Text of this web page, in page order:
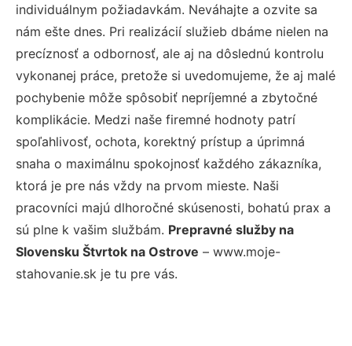
individuálnym požiadavkám. Neváhajte a ozvite sa
nám ešte dnes. Pri realizácií služieb dbáme nielen na
precíznosť a odbornosť, ale aj na dôslednú kontrolu
vykonanej práce, pretože si uvedomujeme, že aj malé
pochybenie môže spôsobiť nepríjemné a zbytočné
komplikácie. Medzi naše firemné hodnoty patrí
spoľahlivosť, ochota, korektný prístup a úprimná
snaha o maximálnu spokojnosť každého zákazníka,
ktorá je pre nás vždy na prvom mieste. Naši
pracovníci majú dlhoročné skúsenosti, bohatú prax a
sú plne k vašim službám. Prepravné služby na
Slovensku Štvrtok na Ostrove – www.moje-
stahovanie.sk je tu pre vás.